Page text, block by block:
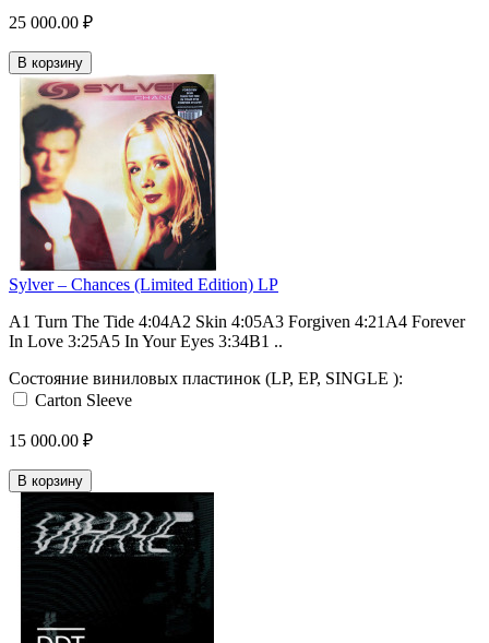
25 000.00 ₽
В корзину
Sylver – Chances (Limited Edition) LP
A1 Turn The Tide 4:04A2 Skin 4:05A3 Forgiven 4:21A4 Forever
In Love 3:25A5 In Your Eyes 3:34B1 ..
Состояние виниловых пластинок (LP, EP, SINGLE ):
Carton Sleeve
15 000.00 ₽
В корзину